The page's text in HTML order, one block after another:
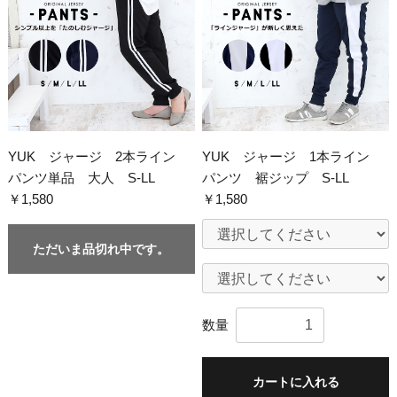
YUK ジャージ 2本ライン
パンツ単品 大人 S-LL
￥1,580
ただいま品切れ中です。
YUK ジャージ 1本ライン
パンツ 裾ジップ S-LL
￥1,580
数量
カートに入れる